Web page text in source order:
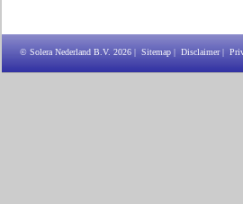
© Solera Nederland B.V. 2026 | Sitemap | Disclaimer|